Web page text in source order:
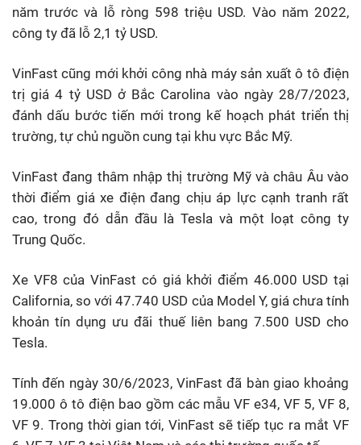
năm trước và lỗ ròng 598 triệu USD. Vào năm 2022,
công ty đã lỗ 2,1 tỷ USD.
VinFast cũng mới khởi công nhà máy sản xuất ô tô điện
trị giá 4 tỷ USD ở Bắc Carolina vào ngày 28/7/2023,
đánh dấu bước tiến mới trong kế hoạch phát triển thị
trường, tự chủ nguồn cung tại khu vực Bắc Mỹ.
VinFast đang thâm nhập thị trường Mỹ và châu Âu vào
thời điểm giá xe điện đang chịu áp lực cạnh tranh rất
cao, trong đó dẫn đầu là Tesla và một loạt công ty
Trung Quốc.
Xe VF8 của VinFast có giá khởi điểm 46.000 USD tại
California, so với 47.740 USD của Model Y, giá chưa tính
khoản tín dụng ưu đãi thuế liên bang 7.500 USD cho
Tesla.
Tính đến ngày 30/6/2023, VinFast đã bàn giao khoảng
19.000 ô tô điện bao gồm các mẫu VF e34, VF 5, VF 8,
VF 9. Trong thời gian tới, VinFast sẽ tiếp tục ra mắt VF